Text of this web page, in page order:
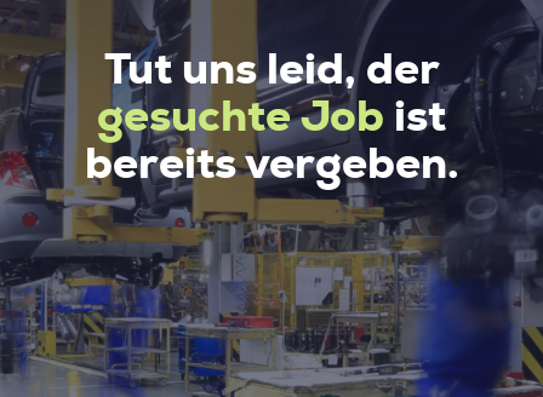
Tut uns leid, der
gesuchte Job ist
bereits vergeben.